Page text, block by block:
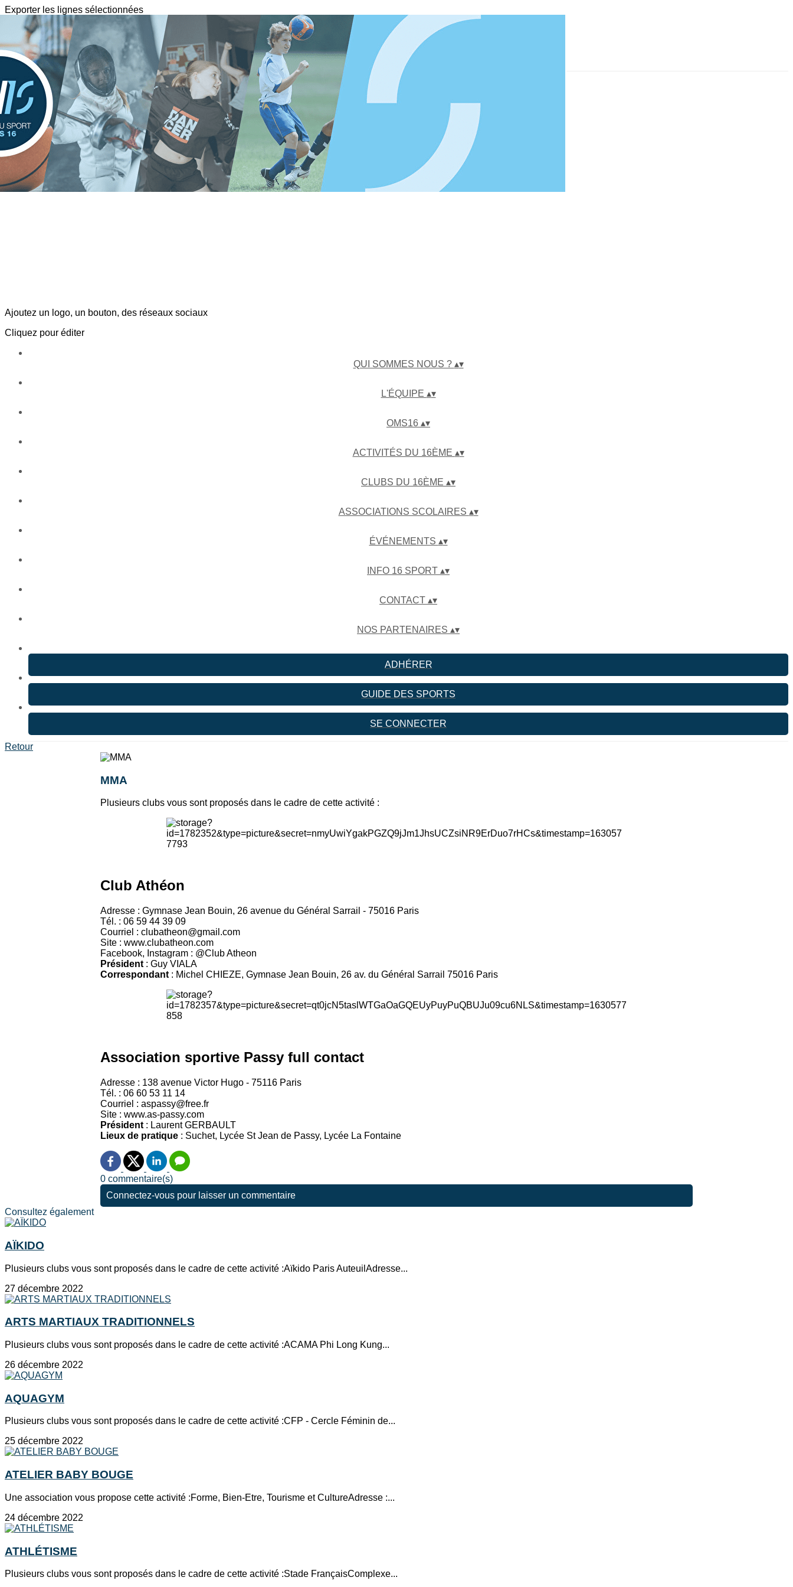
Exporter les lignes sélectionnées
Exporter toutes les colonnes
Exporter uniquement les colonnes affichées
Menu
Images de la page d'accueil
Cliquez pour éditer
Ajoutez un logo, un bouton, des réseaux sociaux
Cliquez pour éditer
QUI SOMMES NOUS ? ▴▾
L'ÉQUIPE ▴▾
OMS16 ▴▾
ACTIVITÉS DU 16ÈME ▴▾
CLUBS DU 16ÈME ▴▾
ASSOCIATIONS SCOLAIRES ▴▾
ÉVÉNEMENTS ▴▾
INFO 16 SPORT ▴▾
CONTACT ▴▾
NOS PARTENAIRES ▴▾
ADHÉRER
GUIDE DES SPORTS
SE CONNECTER
Retour
MMA
Plusieurs clubs vous sont proposés dans le cadre de cette activité :
Club Athéon
Adresse : Gymnase Jean Bouin, 26 avenue du Général Sarrail - 75016 Paris
Tél. : 06 59 44 39 09
Courriel : clubatheon@gmail.com
Site : www.clubatheon.com
Facebook, Instagram : @Club Atheon
Président : Guy VIALA
Correspondant : Michel CHIEZE, Gymnase Jean Bouin, 26 av. du Général Sarrail 75016 Paris
Association sportive Passy full contact
Adresse : 138 avenue Victor Hugo - 75116 Paris
Tél. : 06 60 53 11 14
Courriel : aspassy@free.fr
Site : www.as-passy.com
Président : Laurent GERBAULT
Lieux de pratique : Suchet, Lycée St Jean de Passy, Lycée La Fontaine
0 commentaire(s)
Connectez-vous pour laisser un commentaire
Consultez également
AÏKIDO
Plusieurs clubs vous sont proposés dans le cadre de cette activité :Aïkido Paris AuteuilAdresse...
27 décembre 2022
ARTS MARTIAUX TRADITIONNELS
Plusieurs clubs vous sont proposés dans le cadre de cette activité :ACAMA Phi Long Kung...
26 décembre 2022
AQUAGYM
Plusieurs clubs vous sont proposés dans le cadre de cette activité :CFP - Cercle Féminin de...
25 décembre 2022
ATELIER BABY BOUGE
Une association vous propose cette activité :Forme, Bien-Etre, Tourisme et CultureAdresse :...
24 décembre 2022
ATHLÉTISME
Plusieurs clubs vous sont proposés dans le cadre de cette activité :Stade FrançaisComplexe...